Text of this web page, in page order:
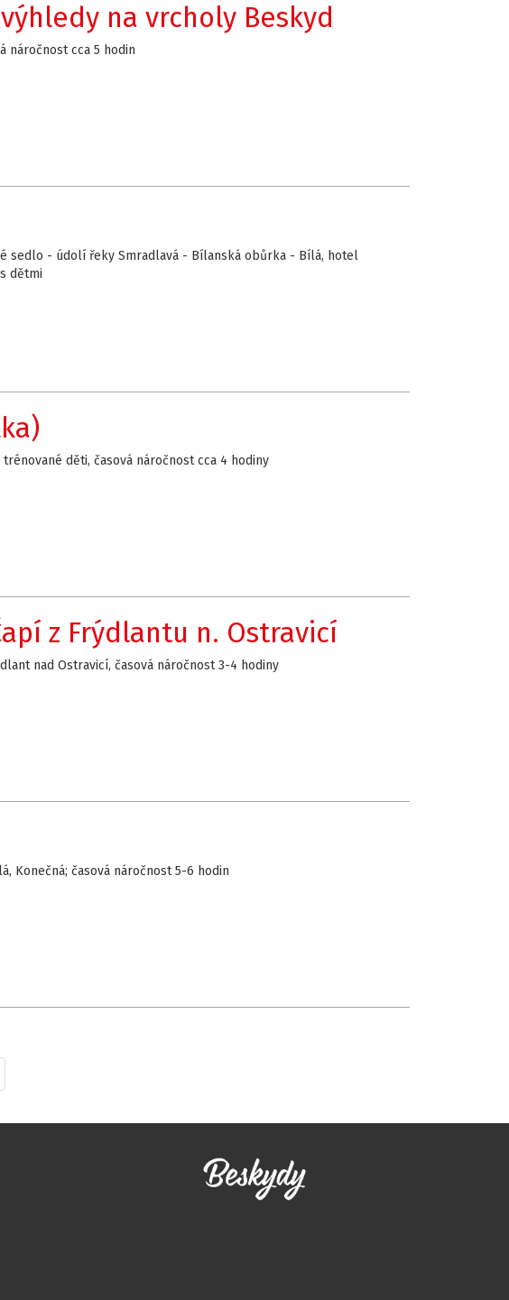
na vrcholy Beskyd
náročnost cca 5 hodin
sedlo - údolí řeky Smradlavá - Bílanská obůrka - Bílá, hotel
dětmi
děti, časová náročnost cca 4 hodiny
z Frýdlantu n. Ostravicí
nad Ostravicí, časová náročnost 3-4 hodiny
Konečná; časová náročnost 5-6 hodin